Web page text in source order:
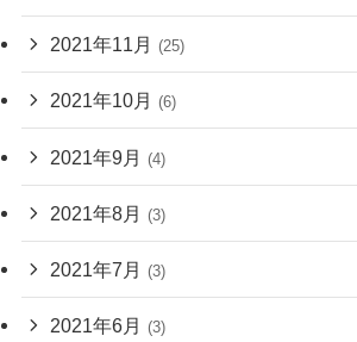
2021年11月 (25)
2021年10月 (6)
2021年9月 (4)
2021年8月 (3)
2021年7月 (3)
2021年6月 (3)